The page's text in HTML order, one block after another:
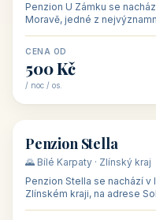
Penzion U Zámku se
Moravě, jedné z
CENA OD
500 Kč
/ noc / os.
🏡 penzion
Penzion Stella
🌄 Bílé Karpaty · Zlínský kraj
Penzion Stella se nachází
Zlínském kraji, na adrese